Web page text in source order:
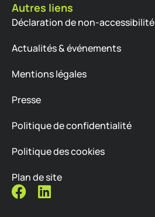
Autres liens
Déclaration de non-accessibilité
Actualités & événements
Mentions légales
Presse
Politique de confidentialité
Politique des cookies
Plan de site